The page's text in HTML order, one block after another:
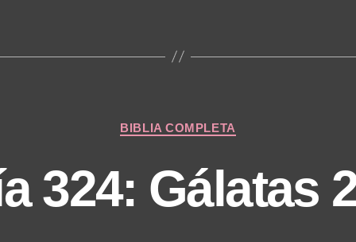
Categories
BIBLIA COMPLETA
324: Gálatas